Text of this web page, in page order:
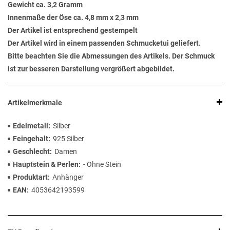
Gewicht ca. 3,2 Gramm
Innenmaße der Öse ca. 4,8 mm x 2,3 mm
Der Artikel ist entsprechend gestempelt
Der Artikel wird in einem passenden Schmucketui geliefert.
Bitte beachten Sie die Abmessungen des Artikels. Der Schmuck
ist zur besseren Darstellung vergrößert abgebildet.
Artikelmerkmale
Edelmetall
Silber
Feingehalt 925 Silber
Geschlecht
Damen
Hauptstein & Perlen
- Ohne Stein
Produktart Anhänger
EAN
4053642193599